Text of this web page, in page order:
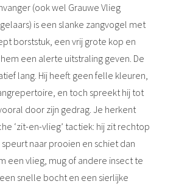
(ook wel Grauwe Vlieg
is een slanke zangvogel met
borststuk, een vrij grote kop en
een alerte uitstraling geven. De
lang. Hij heeft geen felle kleuren,
en toch spreekt hij tot
door zijn gedrag. Je herkent
‘zit-en-vlieg’ tactiek: hij zit rechtop
naar prooien en schiet dan
een vlieg, mug of andere insect te
snelle bocht en een sierlijke